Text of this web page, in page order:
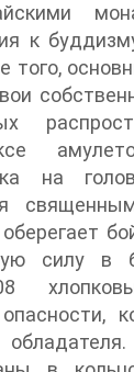
к
того,
на
силу в